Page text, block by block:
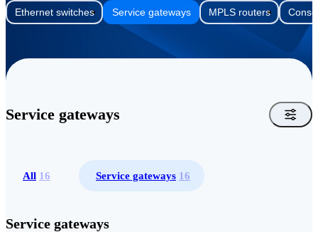
Ethernet switches Service gateways MPLS routers
Service gateways
All 16 Service gateways 16
Service gateways